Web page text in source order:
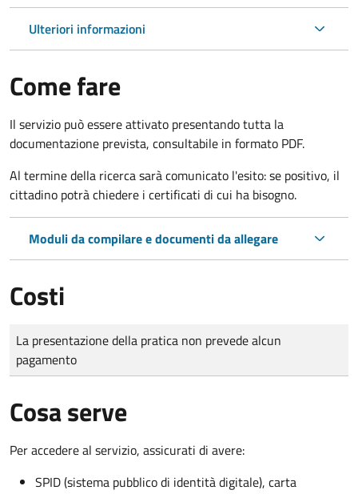
Ulteriori informazioni
Come fare
Il servizio può essere attivato presentando tutta la
documentazione prevista, consultabile in formato PDF.
Al termine della ricerca sarà comunicato l'esito: se positivo, il
cittadino potrà chiedere i certificati di cui ha bisogno.
Moduli da compilare e documenti da allegare
Costi
Tipo di pagamento
Importo
La presentazione della pratica non prevede alcun
pagamento
Cosa serve
Per accedere al servizio, assicurati di avere:
SPID (sistema pubblico di identità digitale), carta